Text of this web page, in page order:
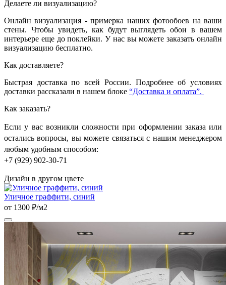
Делаете ли визуализацию?
Онлайн визуализация - примерка наших фотообоев на ваши
стены. Чтобы увидеть, как будут выглядеть обои в вашем
интерьере еще до поклейки. У нас вы можете заказать онлайн
визуализацию бесплатно.
Как доставляете?
Быстрая доставка по всей России. Подробнее об условиях
доставки рассказали в нашем блоке “Доставка и оплата”.
Как заказать?
Если у вас возникли сложности при оформлении заказа или
остались вопросы, вы можете связаться с нашим менеджером
любым удобным способом:
+7 (929) 902-30-71
Дизайн в другом цвете
Уличное граффити, синий
от 1300 ₽/м2